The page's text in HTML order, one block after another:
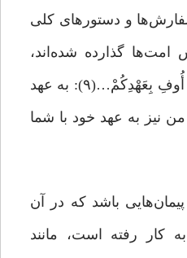
و دستورهای کلی
امت‌ها گذارده شده‌اند،
چون «… وَأَوْفُواْ بِعَهْدِی أُوفِ بِعَهْدِکُمْ…(۹): به عهد
نیز به عهد خود با شما
باشد که در آن
کار رفته است، مانند